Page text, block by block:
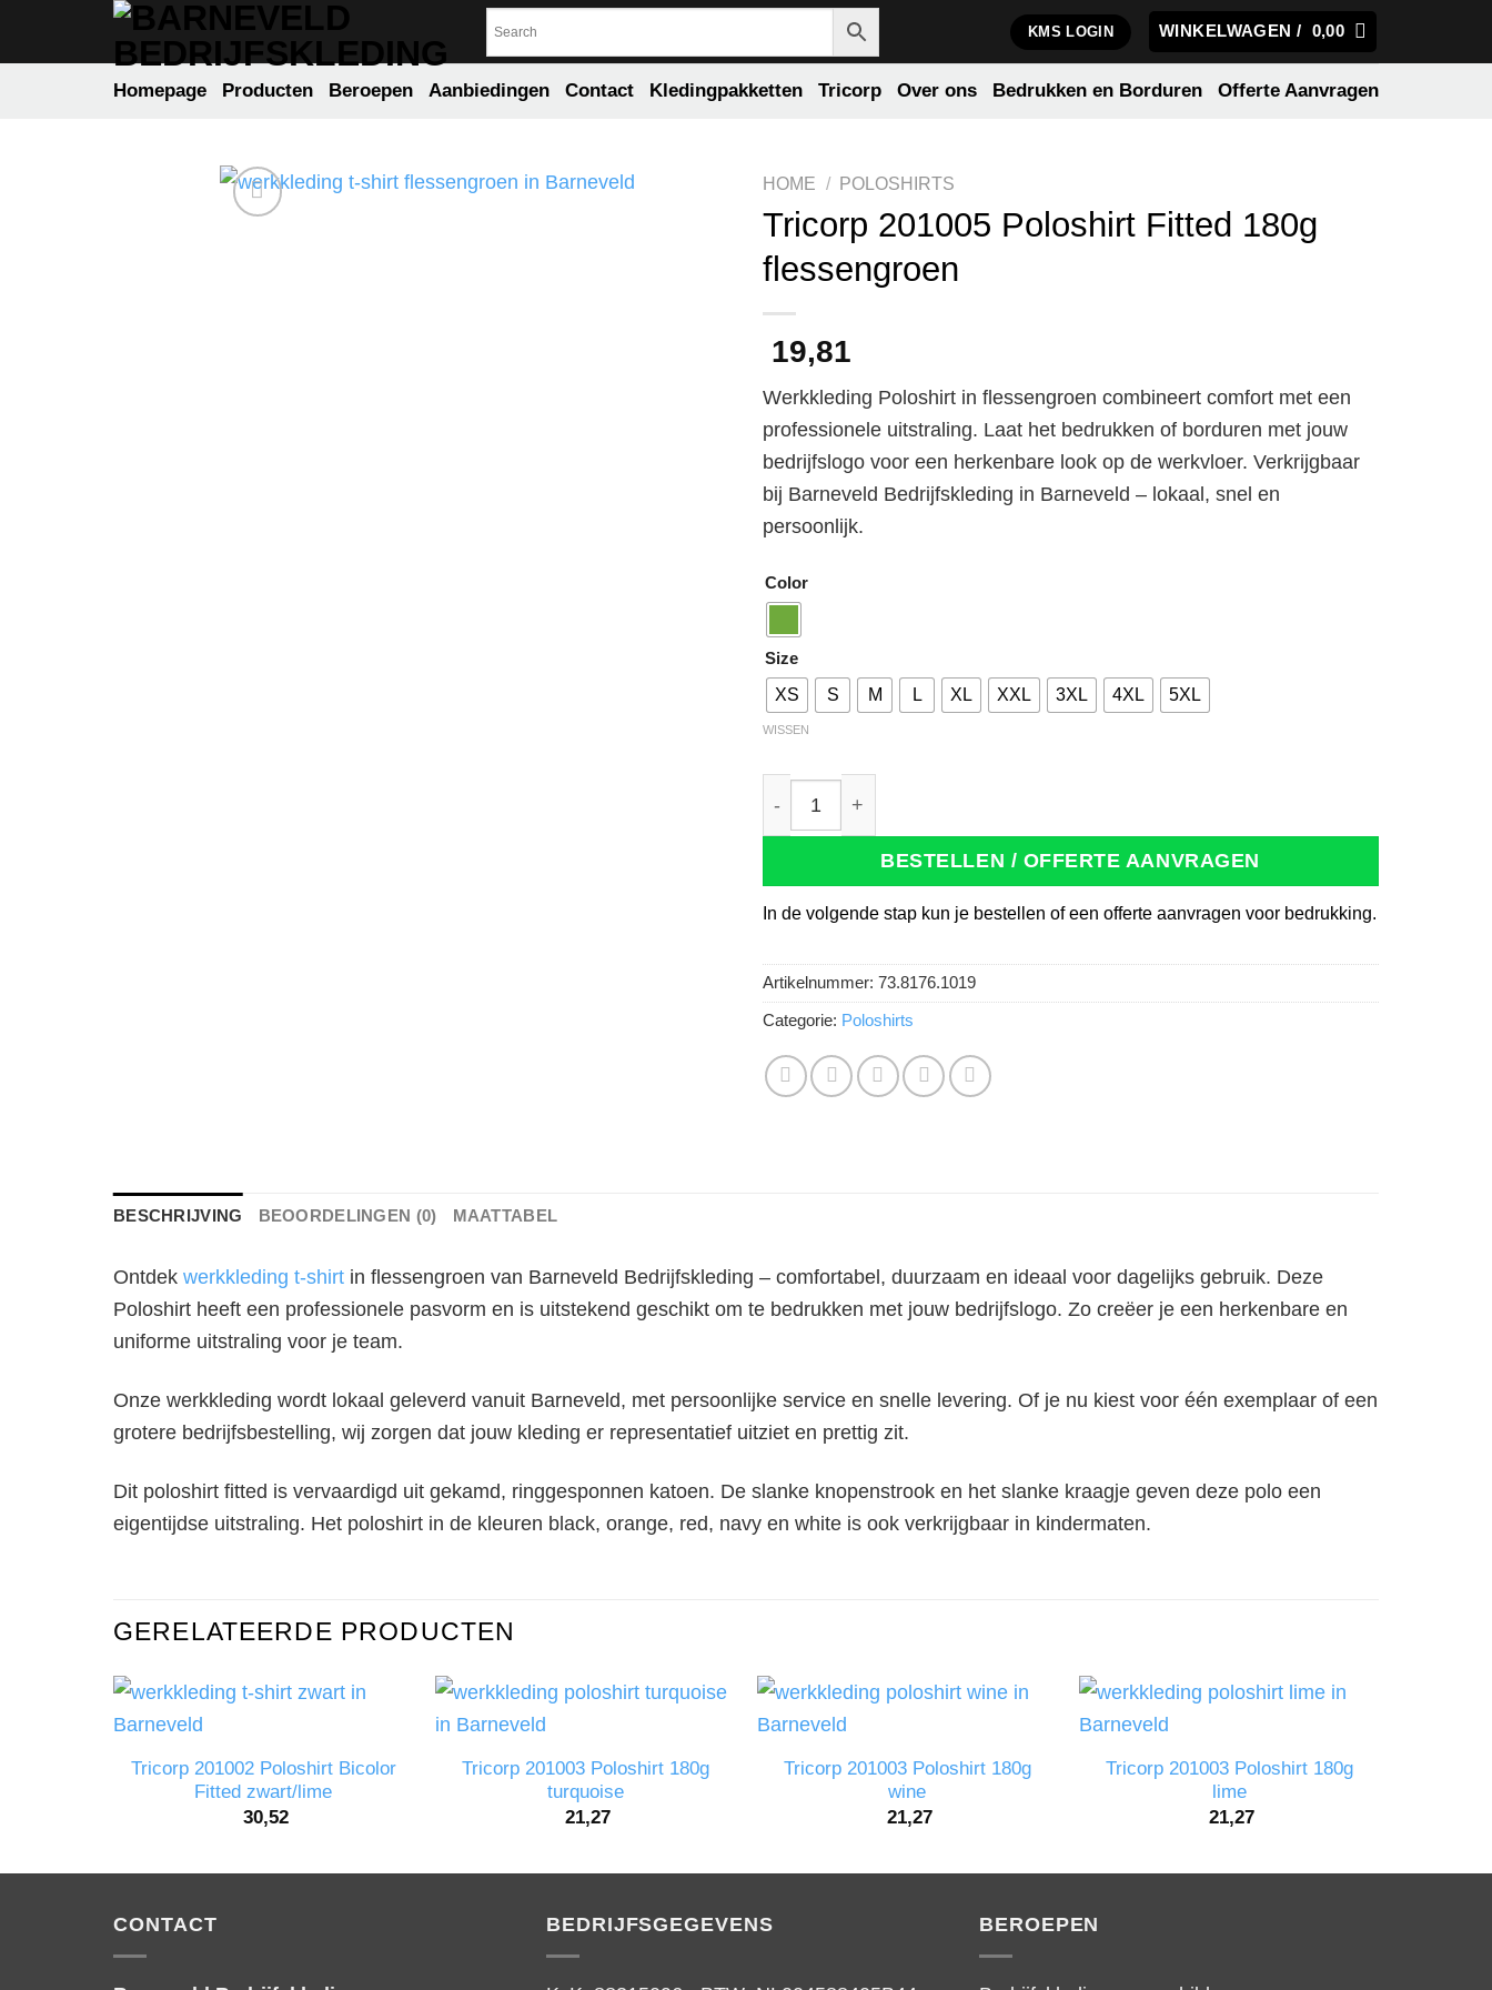
KMS LOGIN WINKELWAGEN / 0,00
Homepage Producten Beroepen Aanbiedingen Contact Kledingpakketten Tricorp Over ons Bedrukken en Borduren Offerte Aanvragen
HOME / POLOSHIRTS
Tricorp 201005 Poloshirt Fitted 180g
flessengroen
19,81
Werkkleding Poloshirt in flessengroen combineert comfort met een
professionele uitstraling. Laat het bedrukken of borduren met jouw
bedrijfslogo voor een herkenbare look op de werkvloer. Verkrijgbaar
bij Barneveld Bedrijfskleding in Barneveld – lokaal, snel en
persoonlijk.
Color
Size
XS S M L XL XXL 3XL 4XL 5XL
WISSEN
Tricorp 201005 Poloshirt Fitted 180g flessengroen aantal
BESTELLEN / OFFERTE AANVRAGEN
In de volgende stap kun je bestellen of een offerte aanvragen voor bedrukking.
Artikelnummer: 73.8176.1019
Categorie: Poloshirts
BESCHRIJVING BEOORDELINGEN (0) MAATTABEL
Ontdek werkkleding t-shirt in flessengroen van Barneveld Bedrijfskleding – comfortabel, duurzaam en ideaal voor dagelijks gebruik. Deze
Poloshirt heeft een professionele pasvorm en is uitstekend geschikt om te bedrukken met jouw bedrijfslogo. Zo creëer je een herkenbare en
uniforme uitstraling voor je team.
Onze werkkleding wordt lokaal geleverd vanuit Barneveld, met persoonlijke service en snelle levering. Of je nu kiest voor één exemplaar of een
grotere bedrijfsbestelling, wij zorgen dat jouw kleding er representatief uitziet en prettig zit.
Dit poloshirt fitted is vervaardigd uit gekamd, ringgesponnen katoen. De slanke knopenstrook en het slanke kraagje geven deze polo een
eigentijdse uitstraling. Het poloshirt in de kleuren black, orange, red, navy en white is ook verkrijgbaar in kindermaten.
GERELATEERDE PRODUCTEN
Tricorp 201002 Poloshirt Bicolor
Fitted zwart/lime
30,52
Tricorp 201003 Poloshirt 180g
turquoise
21,27
Tricorp 201003 Poloshirt 180g
wine
21,27
Tricorp 201003 Poloshirt 180g
lime
21,27
CONTACT BEDRIJFSGEGEVENS BEROEPEN